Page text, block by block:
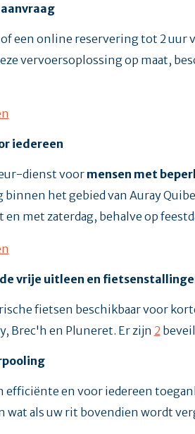
een online reservering tot 2 uur
vervoersoplossing op maat,
iedereen
dienst voor mensen met
het gebied van Auray
en met zaterdag, behalve op
vrije uitleen en
fietsen beschikbaar voor
Brec'h en Pluneret. Er zijn 2
efficiënte en voor iedereen
wat als uw rit bovendien wordt